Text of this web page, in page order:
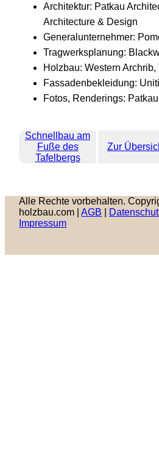
Architektur: Patkau
Architecture & Design
Generalunternehmer:
Tragwerksplanung:
Holzbau: Western
Fassadenbekleidung:
Fotos, Renderings:
Schnellbau am
Fuße des
Tafelbergs
Zur
Alle Rechte vorbehalten.
holzbau.com |AGB
Impressum